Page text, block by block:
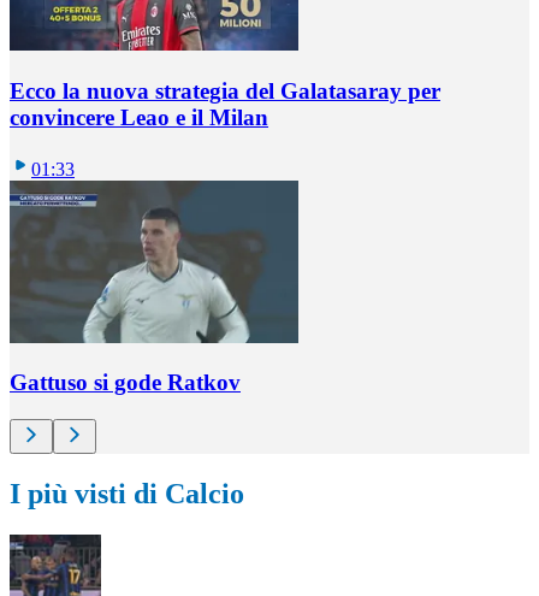
Ecco la nuova strategia del Galatasaray per
convincere Leao e il Milan
01:33
Gattuso si gode Ratkov
I più visti di Calcio